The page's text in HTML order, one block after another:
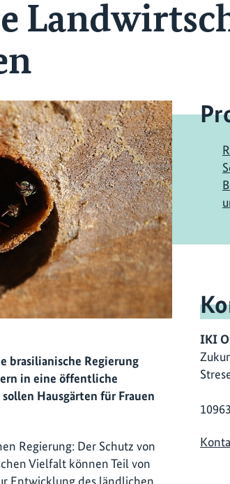
brasilianische Regierung
in eine öffentliche
Hausgärten für Frauen
Regierung: Der Schutz von
Vielfalt können Teil von
Entwicklung des ländlichen
IKI